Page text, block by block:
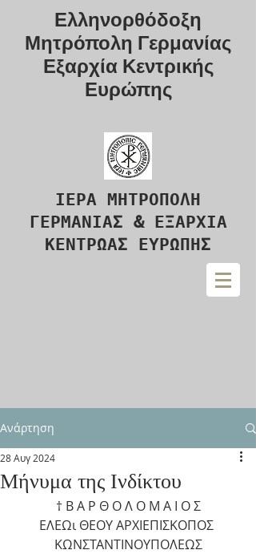
Ελληνορθόδοξη
Μητρόπολη Γερμανίας
Εξαρχία Κεντρικής
Ευρώπης
ΙΕΡΑ ΜΗΤΡΟΠΟΛΗ
ΓΕΡΜΑΝΙΑΣ & ΕΞΑΡΧΙΑ
ΚΕΝΤΡΩΑΣ ΕΥΡΩΠΗΣ
Ανάρτηση
Μήνυμα της Ινδίκτου
28 Αυγ 2024
† Β Α Ρ Θ Ο Λ Ο Μ Α Ι Ο Σ
ΕΛΕΩι ΘΕΟΥ ΑΡΧΙΕΠΙΣΚΟΠΟΣ
ΚΩΝΣΤΑΝΤΙΝΟΥΠΟΛΕΩΣ